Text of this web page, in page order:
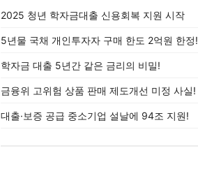
2025 청년 학자금대출 신용회복 지원 시작
5년물 국채 개인투자자 구매 한도 2억원 한정!
학자금 대출 5년간 같은 금리의 비밀!
금융위 고위험 상품 판매 제도개선 미정 사실!
대출·보증 공급 중소기업 설날에 94조 지원!